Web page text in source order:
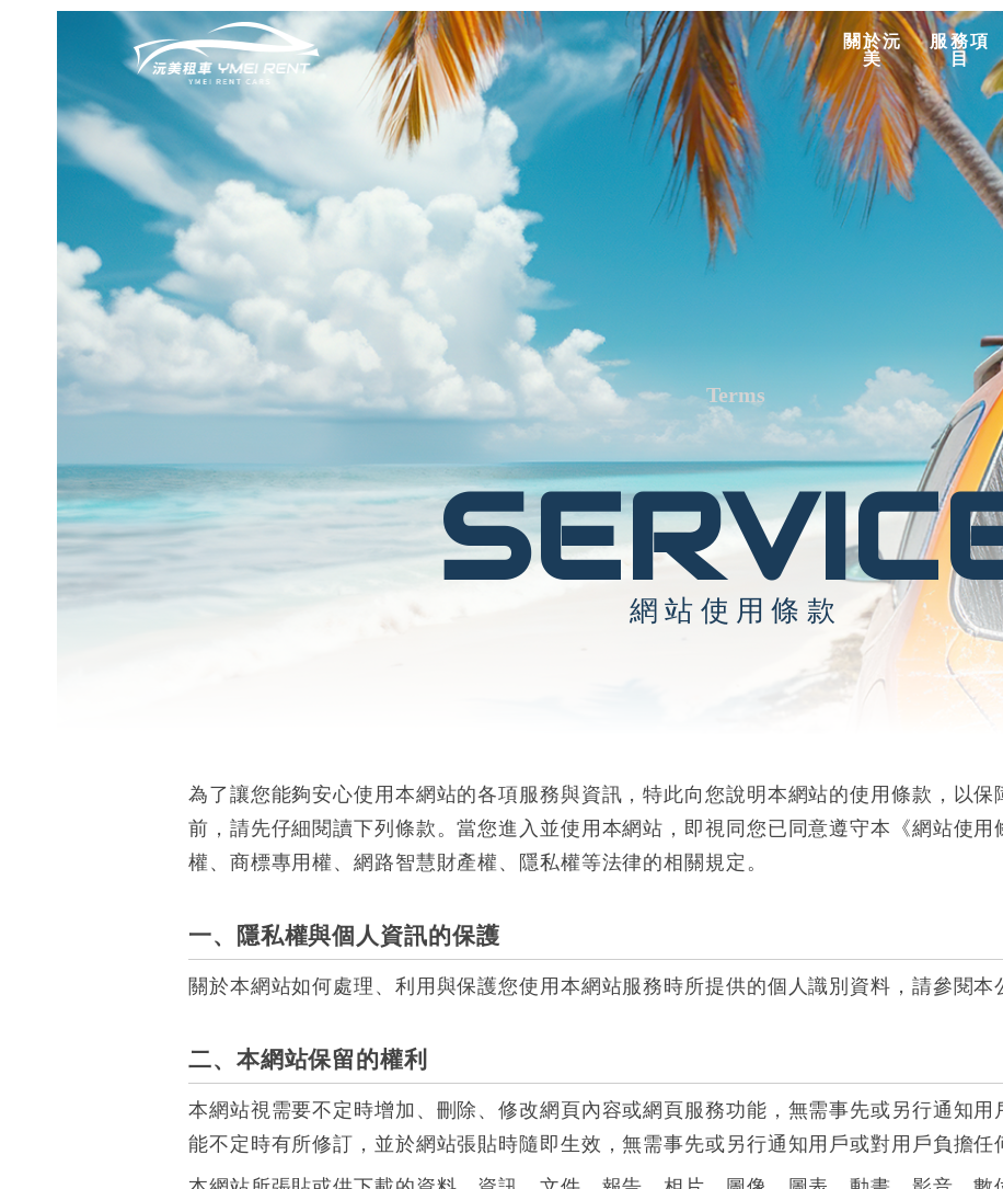
關於沅
美
服務項
目
網站使用條款
Terms
為了讓您能夠安心使用本網站的各項服務與資訊，特此向您說明本網站的使用條款，以
前，請先仔細閱讀下列條款。當您進入並使用本網站，即視同您已同意遵守本《網站使用
權、商標專用權、網路智慧財產權、隱私權等法律的相關規定。
一、隱私權與個人資訊的保護
關於本網站如何處理、利用與保護您使用本網站服務時所提供的個人識別資料，請參閱本
二、本網站保留的權利
本網站視需要不定時增加、刪除、修改網頁內容或網頁服務功能，無需事先或另行通知
能不定時有所修訂，並於網站張貼時隨即生效，無需事先或另行通知用戶或對用戶負擔任